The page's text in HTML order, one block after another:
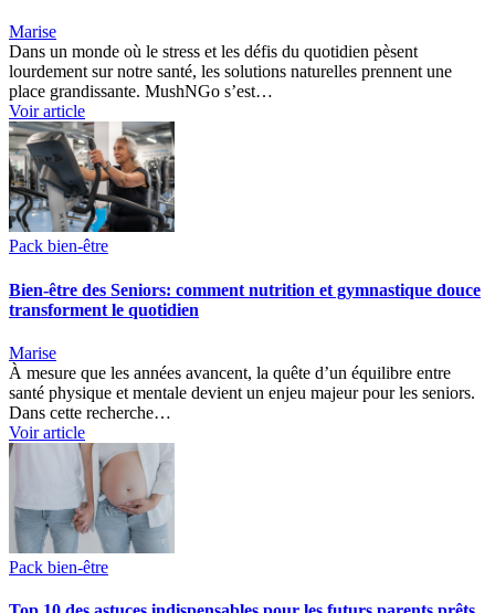
Marise
Dans un monde où le stress et les défis du quotidien pèsent
lourdement sur notre santé, les solutions naturelles prennent une
place grandissante. MushNGo s’est…
Voir article
Pack bien-être
Bien-être des Seniors: comment nutrition et gymnastique douce
transforment le quotidien
Marise
À mesure que les années avancent, la quête d’un équilibre entre
santé physique et mentale devient un enjeu majeur pour les seniors.
Dans cette recherche…
Voir article
Pack bien-être